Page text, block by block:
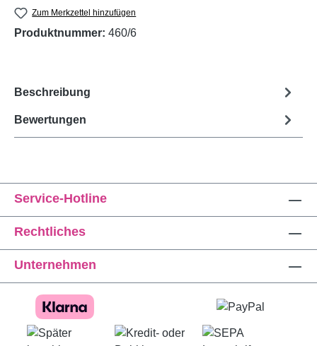
Zum Merkzettel hinzufügen
Produktnummer: 460/6
Beschreibung
Bewertungen
Service-Hotline
Rechtliches
Unternehmen